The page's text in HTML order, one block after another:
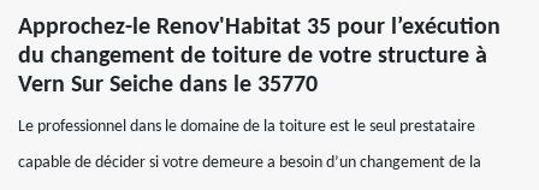
Approchez-le Renov'Habitat 35 pour l’exécution
du changement de toiture de votre structure à
Vern Sur Seiche dans le 35770
Le professionnel dans le domaine de la toiture est le seul prestataire
capable de décider si votre demeure a besoin d’un changement de la